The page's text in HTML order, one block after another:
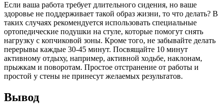
Если ваша работа требует длительного сидения, но ваше
здоровье не поддерживает такой образ жизни, то что делать? В
таких случаях рекомендуется использовать специальные
ортопедические подушки на стуле, которые помогут снять
нагрузку с копчиковой зоны. Кроме того, не забывайте делать
перерывы каждые 30-45 минут. Посвящайте 10 минут
активному отдыху, например, активной ходьбе, наклонам,
прыжкам и поворотам. Простое отстранение от работы и
простой у стены не принесут желаемых результатов.
Вывод